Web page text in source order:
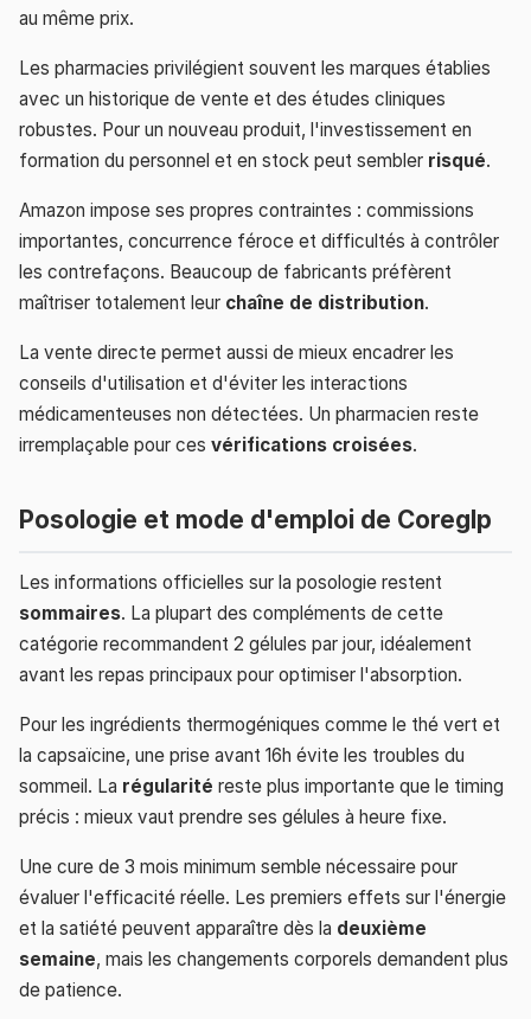
au même prix.
Les pharmacies privilégient souvent les marques établies
avec un historique de vente et des études cliniques
robustes. Pour un nouveau produit, l'investissement en
formation du personnel et en stock peut sembler risqué.
Amazon impose ses propres contraintes : commissions
importantes, concurrence féroce et difficultés à contrôler
les contrefaçons. Beaucoup de fabricants préfèrent
maîtriser totalement leur chaîne de distribution.
La vente directe permet aussi de mieux encadrer les
conseils d'utilisation et d'éviter les interactions
médicamenteuses non détectées. Un pharmacien reste
irremplaçable pour ces vérifications croisées.
Posologie et mode d'emploi de Coreglp
Les informations officielles sur la posologie restent
sommaires. La plupart des compléments de cette
catégorie recommandent 2 gélules par jour, idéalement
avant les repas principaux pour optimiser l'absorption.
Pour les ingrédients thermogéniques comme le thé vert et
la capsaïcine, une prise avant 16h évite les troubles du
sommeil. La régularité reste plus importante que le timing
précis : mieux vaut prendre ses gélules à heure fixe.
Une cure de 3 mois minimum semble nécessaire pour
évaluer l'efficacité réelle. Les premiers effets sur l'énergie
et la satiété peuvent apparaître dès la deuxième
semaine, mais les changements corporels demandent plus
de patience.